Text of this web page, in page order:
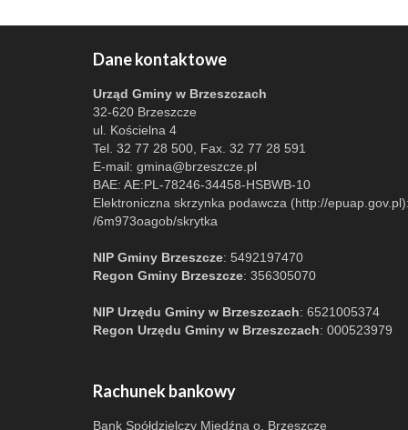
Dane kontaktowe
Urząd Gminy w Brzeszczach
32-620 Brzeszcze
ul. Kościelna 4
Tel. 32 77 28 500, Fax. 32 77 28 591
E-mail: gmina@brzeszcze.pl
BAE: AE:PL-78246-34458-HSBWB-10
Elektroniczna skrzynka podawcza (http://
/6m973oagob/skrytka
NIP Gminy Brzeszcze: 5492197470
Regon Gminy Brzeszcze: 356305070
NIP Urzędu Gminy w Brzeszczach: 6521005374
Regon Urzędu Gminy w Brzeszczach: 000523979
Rachunek bankowy
Bank Spółdzielczy Miedźna o. Brzeszcze